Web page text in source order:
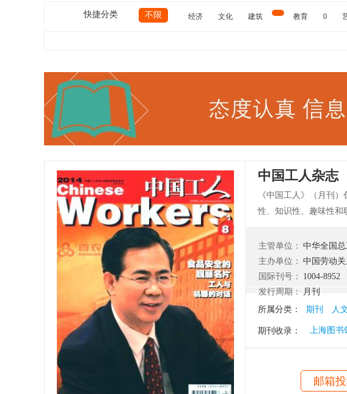
快捷分类 不限 经济 文化 建筑 教育 0
中国工人杂志
《中国工人》（月刊
性、知识性、趣味性和
为教育工人、训练工人
育出大批的干部，他们
人阶级要求得解放是不
主管单位： 中华全国总
主办单位： 中国劳动
国际刊号：
1004-8952
发行周期：
月刊
所属分类：
期刊 人
期刊收录： 上海图书
邮箱